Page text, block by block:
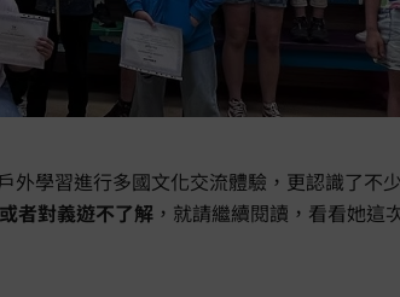
學習進行多國文化交流體驗，更認識了不
者對義遊不了解 ，就請繼續閱讀，看看她這